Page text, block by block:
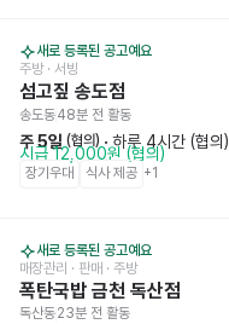
새로 등록된 공고예요
주방 · 서빙
섬고짚 송도점
송도동48분 전 활동
주 5일 (협의) · 하루 4시간 (협의)
시급 12,000원 (협의)
장기우대 식사 제공 +1
새로 등록된 공고예요
매장관리 · 판매 · 주방
폭탄국밥 금천 독산점
독산동23분 전 활동